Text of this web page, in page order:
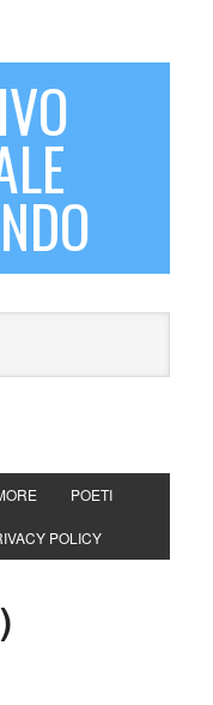
POETI
POLICY